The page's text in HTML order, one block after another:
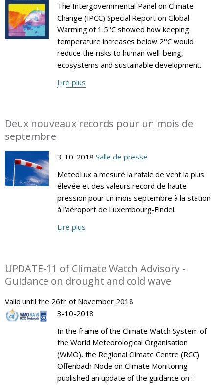
The Intergovernmental Panel on Climate
Change (IPCC) Special Report on Global
Warming of 1.5°C showed how keeping
temperature increases below 2°C would
reduce the risks to human well-being,
ecosystems and sustainable development.
Lire plus
Deux nouveaux records pour un mois de
septembre
3-10-2018 Salle de presse
MeteoLux a mesuré la rafale de vent la plus
élevée et des valeurs record de haute
pression pour un mois septembre à la station
à l’aéroport de Luxembourg-Findel.
Lire plus
UPDATE-11 of Climate Watch Advisory -
Guidance on drought and cold wave
Valid until the 26th of November 2018
3-10-2018
In the frame of the Climate Watch System of
the World Meteorological Organisation
(WMO), the Regional Climate Centre (RCC)
Offenbach Node on Climate Monitoring
published an update of the guidance on :